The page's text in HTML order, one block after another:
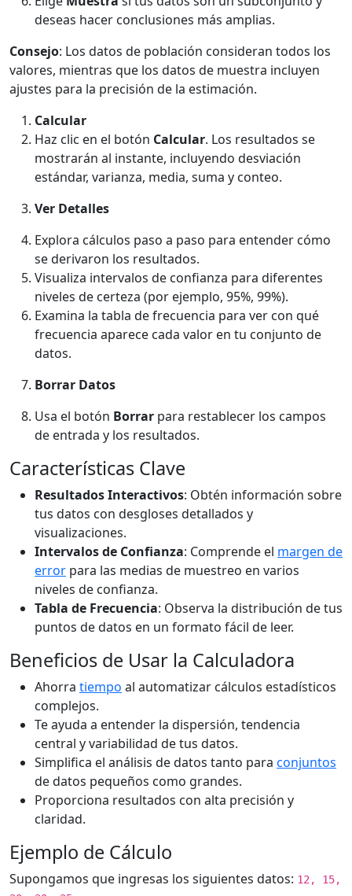
deseas hacer conclusiones más amplias.
Consejo: Los datos de población consideran todos los
valores, mientras que los datos de muestra incluyen
ajustes para la precisión de la estimación.
Calcular
Haz clic en el botón Calcular. Los resultados se
mostrarán al instante, incluyendo desviación
estándar, varianza, media, suma y conteo.
Ver Detalles
Explora cálculos paso a paso para entender cómo
se derivaron los resultados.
Visualiza intervalos de confianza para diferentes
niveles de certeza (por ejemplo, 95%, 99%).
Examina la tabla de frecuencia para ver con qué
frecuencia aparece cada valor en tu conjunto de
datos.
Borrar Datos
Usa el botón Borrar para restablecer los campos
de entrada y los resultados.
Características Clave
Resultados Interactivos: Obtén información sobre
tus datos con desgloses detallados y
visualizaciones.
Intervalos de Confianza: Comprende el margen de
error para las medias de muestreo en varios
niveles de confianza.
Tabla de Frecuencia: Observa la distribución de tus
puntos de datos en un formato fácil de leer.
Beneficios de Usar la Calculadora
Ahorra tiempo al automatizar cálculos estadísticos
complejos.
Te ayuda a entender la dispersión, tendencia
central y variabilidad de tus datos.
Simplifica el análisis de datos tanto para conjuntos
de datos pequeños como grandes.
Proporciona resultados con alta precisión y
claridad.
Ejemplo de Cálculo
Supongamos que ingresas los siguientes datos: 12, 15,